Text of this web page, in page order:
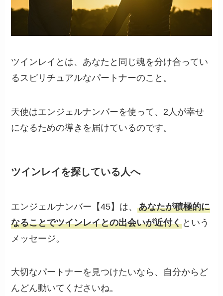
ツインレイとは、あなたと同じ魂を分け合ってい
るスピリチュアルなパートナーのこと。
天使はエンジェルナンバーを使って、2人が幸せ
になるための導きを届けているのです。
ツインレイを探している人へ
エンジェルナンバー【45】は、あなたが積極的に
なることでツインレイとの出会いが近付く という
メッセージ。
大切なパートナーを見つけたいなら、自分からど
んどん動いてくださいね。